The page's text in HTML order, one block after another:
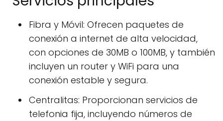
Fibra y Móvil: Ofrecen paquetes de
conexión a internet de alta velocidad,
con opciones de 30MB o 100MB, y también
incluyen un router y WiFi para una
conexión estable y segura.
Centralitas: Proporcionan servicios de
telefonia fija, incluyendo números de